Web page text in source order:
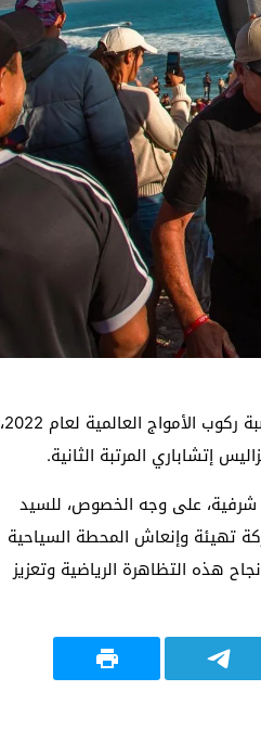
وفي فئة النساء، تمكنت البرتغالية فرانسيسكا فيسيلكو، بطلة العالم للشباب لعصبة ركوب الأمواج العالمية لعام 2022،
شرفية، على وجه الخصوص، للسيد
تهيئة وإنعاش المحطة السياحية
هذه التظاهرة الرياضية وتعزيز